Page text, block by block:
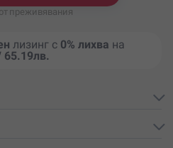
преживявания
лизинг с 0% лихва на
65.19лв.